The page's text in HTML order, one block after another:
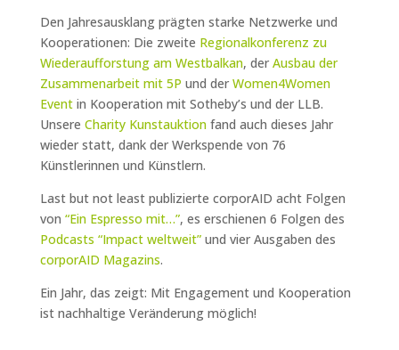
Den Jahresausklang prägten starke Netzwerke und
Kooperationen: Die zweite Regionalkonferenz zu
Wiederaufforstung am Westbalkan, der Ausbau der
Zusammenarbeit mit 5P und der Women4Women
Eventin Kooperation mit Sotheby’s und der LLB.
Unsere Charity Kunstauktionfand auch dieses Jahr
wieder statt, dank der Werkspende von 76
Künstlerinnen und Künstlern.
Last but not least publizierte corporAID acht Folgen
von “Ein Espresso mit…”, es erschienen 6 Folgen des
Podcasts “Impact weltweit”und vier Ausgaben des
corporAID Magazins.
Ein Jahr, das zeigt: Mit Engagement und Kooperation
ist nachhaltige Veränderung möglich!